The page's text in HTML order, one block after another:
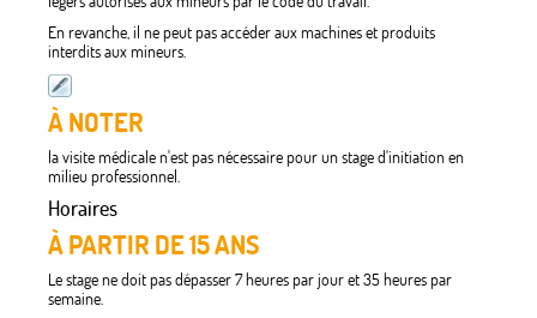
En revanche, il ne peut pas accéder aux machines et produits
interdits aux mineurs.
À NOTER
la visite médicale n'est pas nécessaire pour un stage d'initiation en
milieu professionnel.
Horaires
À PARTIR DE 15 ANS
Le stage ne doit pas dépasser 7 heures par jour et 35 heures par
semaine.